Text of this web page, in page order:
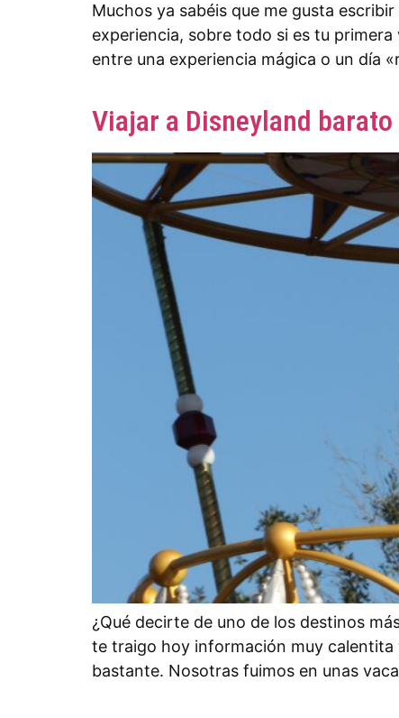
Muchos ya sabéis que me gusta
experiencia, sobre todo si es tu
entre una experiencia mágica o un día
Viajar a Disneyland
¿Qué decirte de uno de los destinos
te traigo hoy información muy calentita
bastante. Nosotras fuimos en unas